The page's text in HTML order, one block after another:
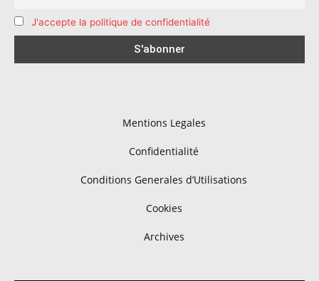
J'accepte la politique de confidentialité
Mentions Legales
Confidentialité
Conditions Generales d’Utilisations
Cookies
Archives